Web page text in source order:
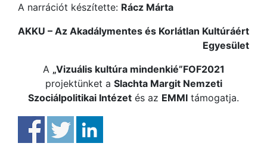
A narrációt készítette: Rácz Márta
AKKU – Az Akadálymentes és Korlátlan Kultúráért
Egyesület
A „Vizuális kultúra mindenkié”FOF2021
projektünket a Slachta Margit Nemzeti
Szociálpolitikai Intézet és az EMMI támogatja.